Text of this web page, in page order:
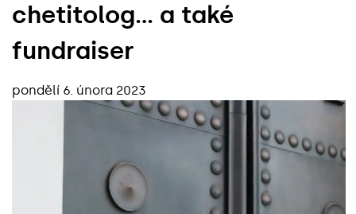
chetitolog... a také
fundraiser
pondělí 6. února 2023